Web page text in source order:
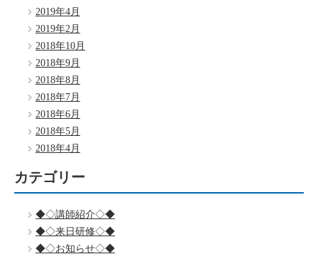
2019年4月
2019年2月
2018年10月
2018年9月
2018年8月
2018年7月
2018年6月
2018年5月
2018年4月
カテゴリー
◆◇講師紹介◇◆
◆◇来日研修◇◆
◆◇お知らせ◇◆